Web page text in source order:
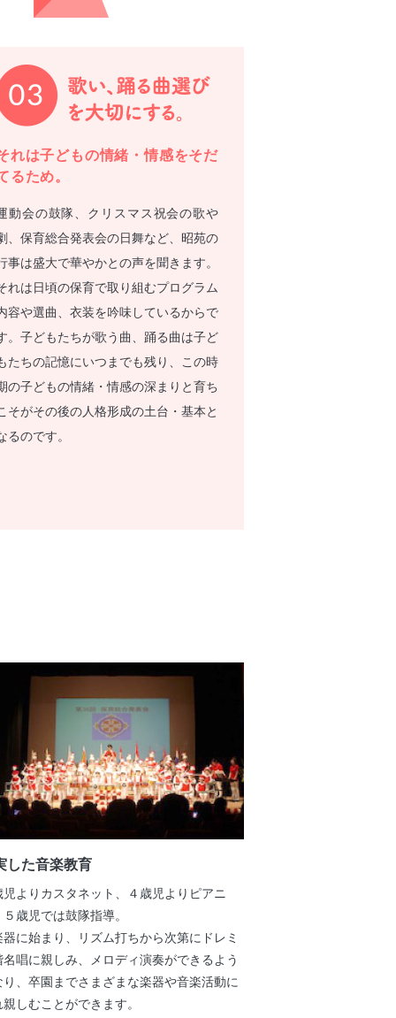
れは子どもの情緒・情感をそだ
るため。
動会の鼓隊、クリスマス祝会の歌や
、保育総合発表会の日舞など、昭苑の
事は盛大で華やかとの声を聞きます。
れは日頃の保育で取り組むプログラム
容や選曲、衣装を吟味しているからで
。子どもたちが歌う曲、踊る曲は子ど
たちの記憶にいつまでも残り、この時
の子どもの情緒・情感の深まりと育ち
そがその後の人格形成の土台・基本と
るのです。
した音楽教育
児よりカスタネット、４歳児よりピアニ
歳児では鼓隊指導。
器に始まり、リズム打ちから次第にドレミ
名唱に親しみ、メロディ演奏ができるよう
り、卒園までさまざまな楽器や音楽活動に
しむことができます。